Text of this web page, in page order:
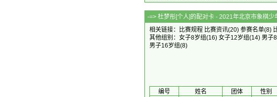
-=> 杜梦彤[个人]的配对卡 -
相关链接：
比赛规程 比赛资讯(20) 参赛名单(8)
其他组别： 女子8岁组(16) 女子12岁组(14) 男子
男子16岁组(8)
编号 姓名 团体 性别